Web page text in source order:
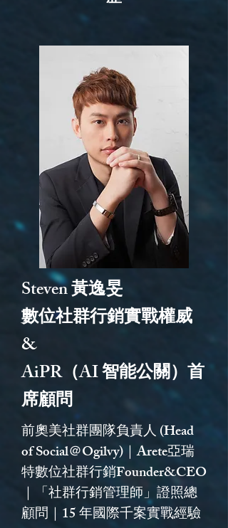
Steven 黃逸旻
數位社群行銷實戰權威
&
AiPR（AI 智能公關）首
席顧問
前奧美社群團隊負責人 (Head
of Social＠Ogilvy)｜Arete亞瑞
特數位社群行銷Founder&CEO
｜「社群行銷管理師」證照總
顧問｜15 年國際千案實戰經驗